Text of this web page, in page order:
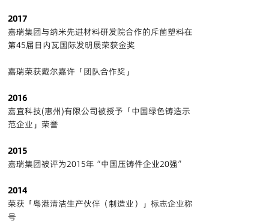
2017
嘉瑞集团与纳米先进材料研发院合作的斥菌塑料在
第45届日内瓦国际发明展荣获金奖
嘉瑞荣获戴尔嘉许「团队合作奖」
2016
嘉宜科技(惠州)有限公司被授予「中国绿色铸造示
范企业」荣誉
2015
嘉瑞集团被评为2015年“中国压铸件企业20强”
2014
荣获「粤港清洁生产伙伴（制造业）」标志企业称
号